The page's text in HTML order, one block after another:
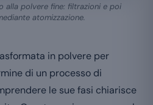
alla polvere fine: filtrazioni e poi
atomizzazione.
in polvere per
di un processo di
le sue fasi chiarisce